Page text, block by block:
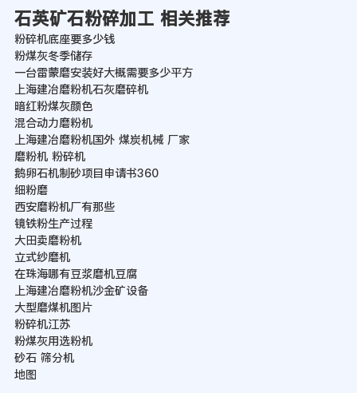
石英矿石粉碎加工 相关推荐
粉碎机底座要多少钱
粉煤灰冬季储存
一台雷蒙磨安装好大概需要多少平方
上海建冶磨粉机石灰磨碎机
暗红粉煤灰颜色
混合动力磨粉机
上海建冶磨粉机国外 煤炭机械 厂家
磨粉机 粉碎机
鹅卵石机制砂项目申请书360
细粉磨
西安磨粉机厂有那些
镜铁粉生产过程
大田卖磨粉机
立式纱磨机
在珠海哪有豆浆磨机豆腐
上海建冶磨粉机沙金矿设备
大型磨煤机图片
粉碎机江苏
粉煤灰用选粉机
砂石 筛分机
地图